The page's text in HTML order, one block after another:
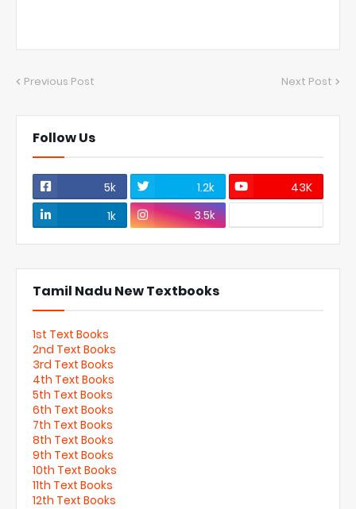
Previous Post Next Post
Follow Us
5k 1.2k
43K
1k
3.5k
Tamil Nadu New Textbooks
1st Text Books
2nd Text Books
3rd Text Books
4th Text Books
5th Text Books
6th Text Books
7th Text Books
8th Text Books
9th Text Books
10th Text Books
11th Text Books
12th Text Books